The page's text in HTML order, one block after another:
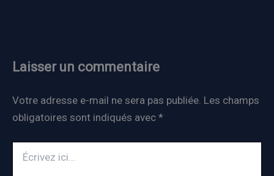
Laisser un commentaire
Votre adresse e-mail ne sera pas publiée. Les champs
obligatoires sont indiqués avec *
ici…